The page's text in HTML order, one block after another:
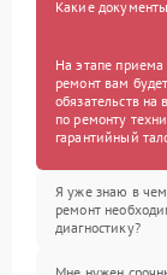
Какие
На этапе приема
ремонт вам
обязательств на
по ремонту
гарантийный
Я уже знаю в
ремонт
диагностику?